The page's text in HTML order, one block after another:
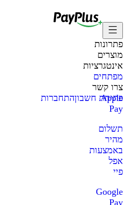
פתרונות
מוצרים
אינטגרציות
מפתחים
צרו קשר
Apple
Pay
תשלום
מהיר
באמצעות
אפל
פיי
Google
Pay
פתיחת חשבוןהתחברות